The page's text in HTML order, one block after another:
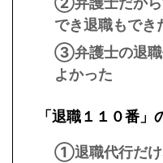
でき退職もでき
③弁護士の退職
よかった
「退職１１０番
①退職代行だけ